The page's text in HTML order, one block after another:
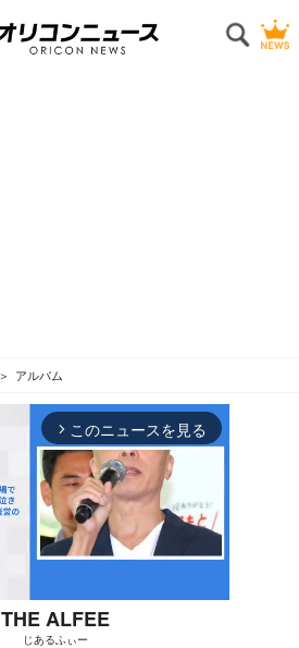
アルバム
arrow_forward_ios このニュースを見る
THE ALFEE
じあるふぃー